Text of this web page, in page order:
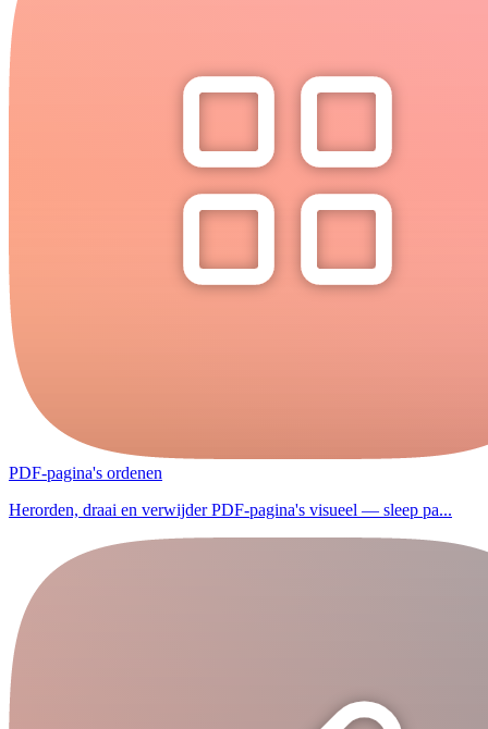
PDF-pagina's ordenen
Herorden, draai en verwijder PDF-pagina's visueel — sleep pa...